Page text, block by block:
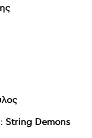
ς
String Demons